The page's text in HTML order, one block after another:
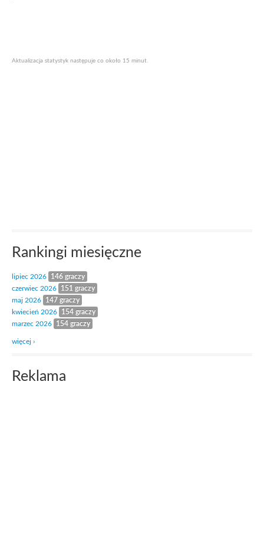
Aktualizacja statystyk następuje co około 15 minut.
Rankingi miesięczne
lipiec 2026
146 graczy
czerwiec 2026
151 graczy
maj 2026
147 graczy
kwiecień 2026
154 graczy
marzec 2026
154 graczy
więcej ›
Reklama